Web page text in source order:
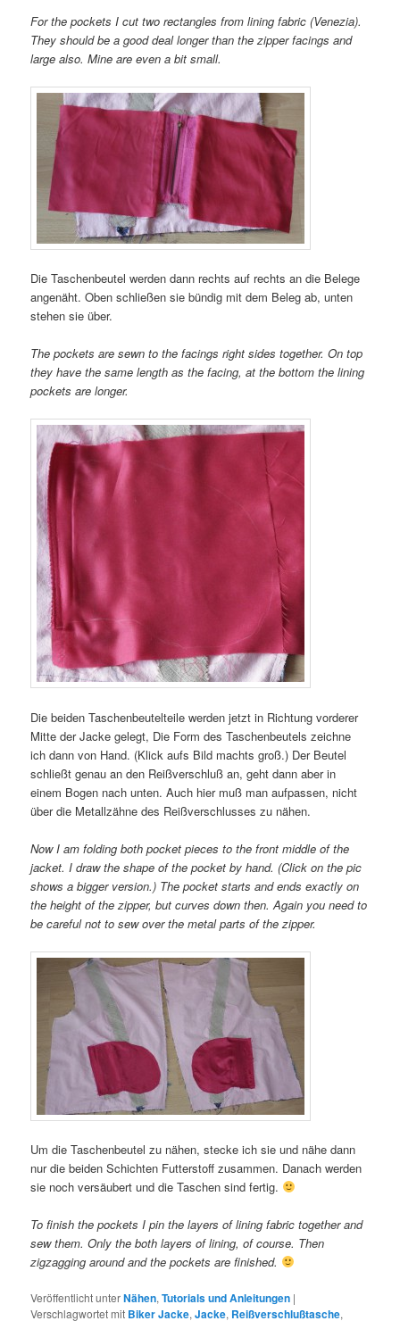
For the pockets I cut two rectangles from lining fabric (Venezia).
They should be a good deal longer than the zipper facings and
large also. Mine are even a bit small.
Die Taschenbeutel werden dann rechts auf rechts an die Belege
angenäht. Oben schließen sie bündig mit dem Beleg ab, unten
stehen sie über.
The pockets are sewn to the facings right sides together. On top
they have the same length as the facing, at the bottom the lining
pockets are longer.
Die beiden Taschenbeutelteile werden jetzt in Richtung vorderer
Mitte der Jacke gelegt, Die Form des Taschenbeutels zeichne
ich dann von Hand. (Klick aufs Bild machts groß.) Der Beutel
schließt genau an den Reißverschluß an, geht dann aber in
einem Bogen nach unten. Auch hier muß man aufpassen, nicht
über die Metallzähne des Reißverschlusses zu nähen.
Now I am folding both pocket pieces to the front middle of the
jacket. I draw the shape of the pocket by hand. (Click on the pic
shows a bigger version.) The pocket starts and ends exactly on
the height of the zipper, but curves down then. Again you need to
be careful not to sew over the metal parts of the zipper.
Um die Taschenbeutel zu nähen, stecke ich sie und nähe dann
nur die beiden Schichten Futterstoff zusammen. Danach werden
sie noch versäubert und die Taschen sind fertig.
To finish the pockets I pin the layers of lining fabric together and
sew them. Only the both layers of lining, of course. Then
zigzagging around and the pockets are finished.
Veröffentlicht unterNähen,Tutorials und Anleitungen |
Verschlagwortet mit Biker Jacke,Jacke, Reißverschlußtasche,